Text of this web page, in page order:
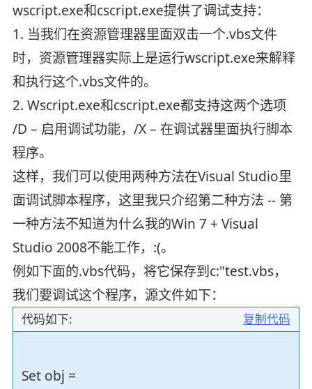
wscript.exe和cscript.exe提供了调试支持：
1. 当我们在资源管理器里面双击一个.vbs文件
时，资源管理器实际上是运行wscript.exe来解释
和执行这个.vbs文件的。
2. Wscript.exe和cscript.exe都支持这两个选项
/D – 启用调试功能，/X – 在调试器里面执行脚本
程序。
这样，我们可以使用两种方法在Visual Studio里
面调试脚本程序，这里我只介绍第二种方法 -- 第
一种方法不知道为什么我的Win 7 + Visual
Studio 2008不能工作，:(。
例如下面的.vbs代码，将它保存到c:"test.vbs，
我们要调试这个程序，源文件如下：
复制代码
代码如下:
Set obj =